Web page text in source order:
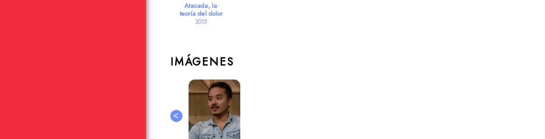
Atacada, la
teoría del dolor
2015
IMÁGENES
<